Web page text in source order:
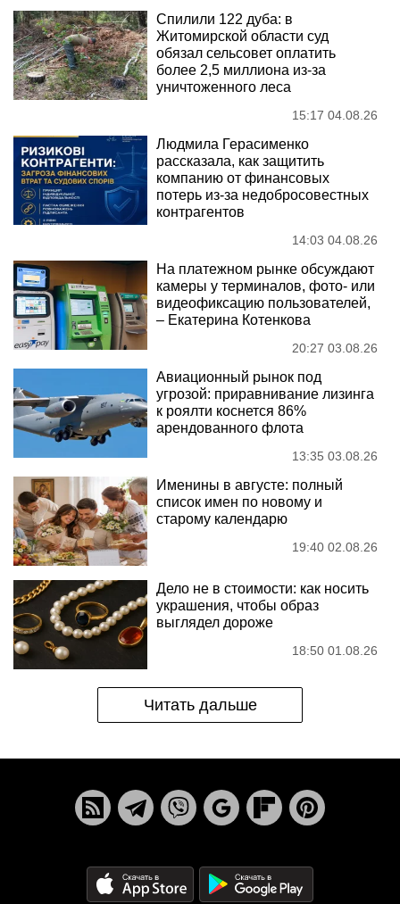
Спилили 122 дуба: в
Житомирской области суд
обязал сельсовет оплатить
более 2,5 миллиона из-за
уничтоженного леса
15:17 04.08.26
Людмила Герасименко
рассказала, как защитить
компанию от финансовых
потерь из-за недобросовестных
контрагентов
14:03 04.08.26
На платежном рынке обсуждают
камеры у терминалов, фото- или
видеофиксацию пользователей,
– Екатерина Котенкова
20:27 03.08.26
Авиационный рынок под
угрозой: приравнивание лизинга
к роялти коснется 86%
арендованного флота
13:35 03.08.26
Именины в августе: полный
список имен по новому и
старому календарю
19:40 02.08.26
Дело не в стоимости: как носить
украшения, чтобы образ
выглядел дороже
18:50 01.08.26
Читать дальше